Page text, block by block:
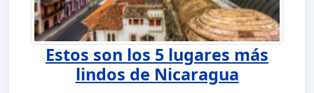
Estos son los 5 lugares más
lindos de Nicaragua